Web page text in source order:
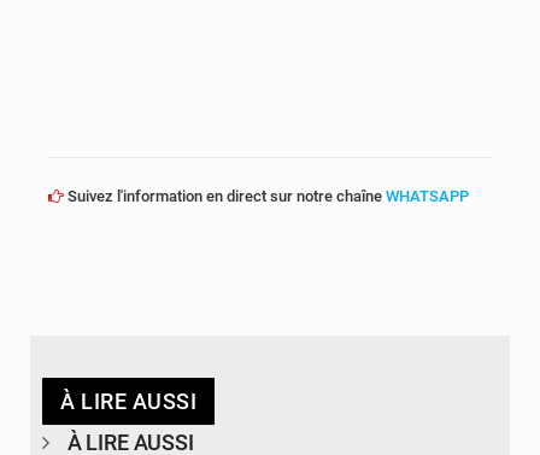
Suivez l'information en direct sur notre chaîne WHATSAPP
À LIRE AUSSI
À LIRE AUSSI